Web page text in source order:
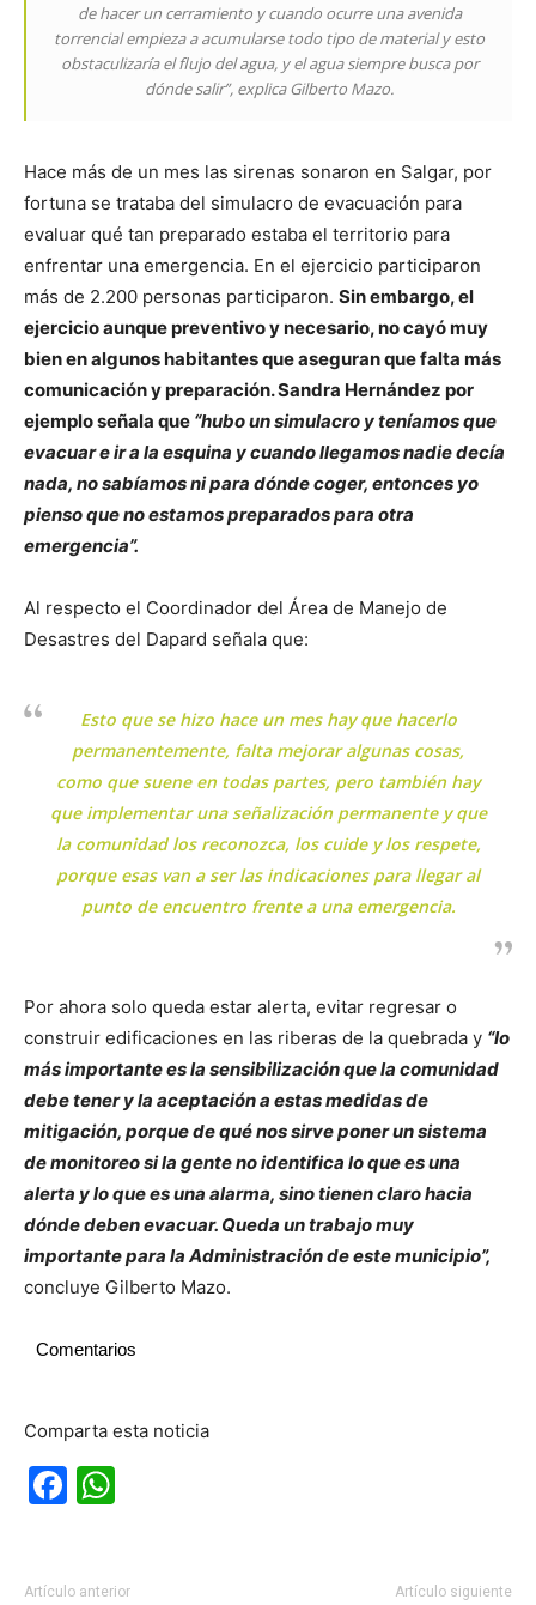
de hacer un cerramiento y cuando ocurre una avenida
torrencial empieza a acumularse todo tipo de material y esto
obstaculizaría el flujo del agua, y el agua siempre busca por
dónde salir”, explica Gilberto Mazo.
Hace más de un mes las sirenas sonaron en Salgar, por
fortuna se trataba del simulacro de evacuación para
evaluar qué tan preparado estaba el territorio para
enfrentar una emergencia. En el ejercicio participaron
más de 2.200 personas participaron. Sin embargo, el
ejercicio aunque preventivo y necesario, no cayó muy
bien en algunos habitantes que aseguran que falta más
comunicación y preparación. Sandra Hernández por
ejemplo señala que “hubo un simulacro y teníamos que
evacuar e ir a la esquina y cuando llegamos nadie decía
nada, no sabíamos ni para dónde coger, entonces yo
pienso que no estamos preparados para otra
emergencia”.
Al respecto el Coordinador del Área de Manejo de
Desastres del Dapard señala que:
Esto que se hizo hace un mes hay que hacerlo
permanentemente, falta mejorar algunas cosas,
como que suene en todas partes, pero también hay
que implementar una señalización permanente y que
la comunidad los reconozca, los cuide y los respete,
porque esas van a ser las indicaciones para llegar al
punto de encuentro frente a una emergencia.
Por ahora solo queda estar alerta, evitar regresar o
construir edificaciones en las riberas de la quebrada y “lo
más importante es la sensibilización que la comunidad
debe tener y la aceptación a estas medidas de
mitigación, porque de qué nos sirve poner un sistema
de monitoreo si la gente no identifica lo que es una
alerta y lo que es una alarma, sino tienen claro hacia
dónde deben evacuar. Queda un trabajo muy
importante para la Administración de este municipio”,
concluye Gilberto Mazo.
Comentarios
Comparta esta noticia
Facebook
Artículo anterior Artículo siguiente